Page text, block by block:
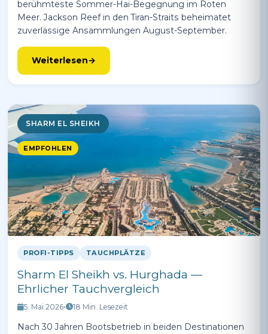
berühmteste Sommer-Hai-Begegnung im Roten
Meer. Jackson Reef in den Tiran-Straits beheimatet
zuverlässige Ansammlungen August-September.
Weiterlesen
SHARM EL SHEIKH
EMPFOHLEN
PROFI-TIPPS TAUCHPLÄTZE
Sharm El Sheikh vs. Hurghada —
Ehrlicher Tauchvergleich
5. Mai 2026• 18 Min. Lesezeit
Nach 30 Jahren Bootsbetrieb in beiden Destinationen